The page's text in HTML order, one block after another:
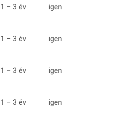
1 – 3 év igen
1 – 3 év igen
1 – 3 év igen
1 – 3 év igen